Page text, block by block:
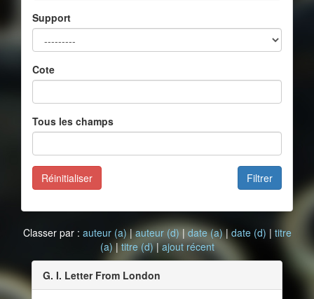
Support
Cote
Tous les champs
Filtrer
Réinitialiser
Classer par : auteur (a)|auteur (d) | date (a)|date (d) | titre
(a)|titre (d)|ajout récent
G. I. Letter From London